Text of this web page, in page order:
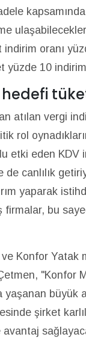
oranı
yüzde 10
atılan vergi
rol
etki eden
de canlılık
yaparak
firmalar, bu
Konfor Yatak
"Konfor
yaşanan büyük
şirket